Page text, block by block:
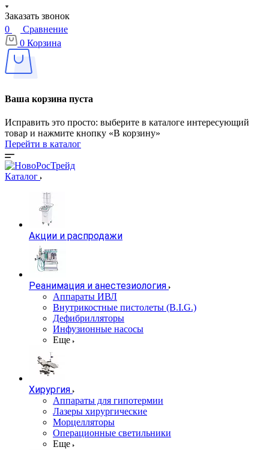
Заказать звонок
0
Сравнение
0 Корзина
Ваша корзина пуста
Исправить это просто: выберите в каталоге интересующий
товар и нажмите кнопку «В корзину»
Перейти в каталог
Каталог
Акции и распродажи
Реанимация и анестезиология
Аппараты ИВЛ
Внутрикостные пистолеты (B.I.G.)
Дефибрилляторы
Инфузионные насосы
Еще
Хирургия
Аппараты для гипотермии
Лазеры хирургические
Морцелляторы
Операционные светильники
Еще